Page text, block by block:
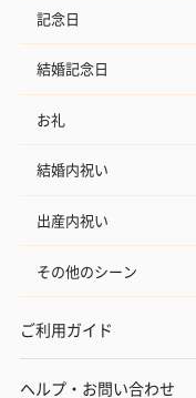
記念日
結婚記念日
お礼
結婚内祝い
出産内祝い
その他のシーン
ご利用ガイド
ヘルプ・お問い合わせ